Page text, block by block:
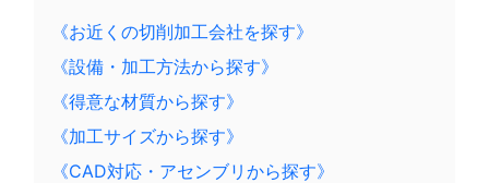
《お近くの切削加工会社を探す》
《設備・加工方法から探す》
《得意な材質から探す》
《加工サイズから探す》
《CAD対応・アセンブリから探す》